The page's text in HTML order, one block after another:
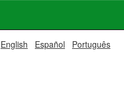
English Español Português